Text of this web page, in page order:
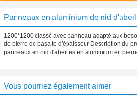
Panneaux en aluminium de nid
1200*1200 classé avec panneau adapté aux
de pierre de basalte d'épaisseur Description du
panneaux en nid d'abeilles en aluminium en
Vous pourriez également aimer